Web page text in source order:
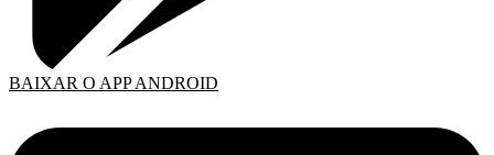
BAIXAR O APP ANDROID